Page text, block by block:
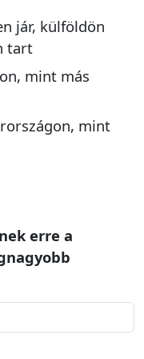
jár, külföldön
tart
mint más
mint
erre a